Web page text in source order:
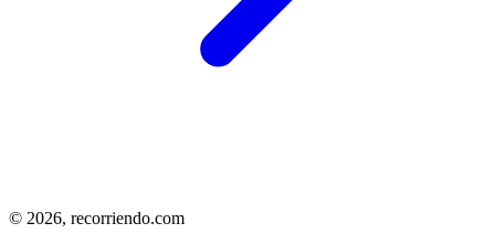
© 2026, recorriendo.com